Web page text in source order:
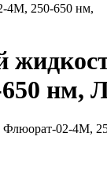
4М, 250-650 нм,
нм,